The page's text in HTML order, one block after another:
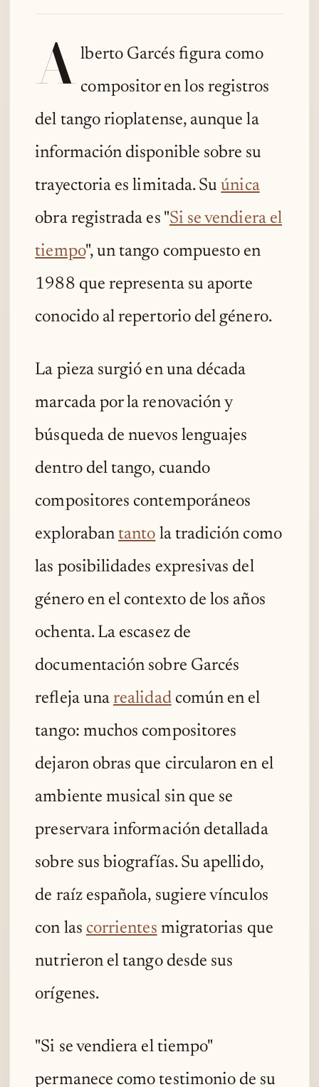
A lberto Garcés figura como
compositor en los registros
del tango rioplatense, aunque la
información disponible sobre su
trayectoria es limitada. Suúnica
obra registrada es "Si se vendiera el
tiempo", un tango compuesto en
1988 que representa su aporte
conocido al repertorio del género.
La pieza surgió en una década
marcada por la renovación y
búsqueda de nuevos lenguajes
dentro del tango, cuando
compositores contemporáneos
exploraban tanto la tradición como
las posibilidades expresivas del
género en el contexto de los años
ochenta. La escasez de
documentación sobre Garcés
refleja unarealidadcomún en el
tango: muchos compositores
dejaron obras que circularon en el
ambiente musical sin que se
preservara información detallada
sobre sus biografías. Su apellido,
de raíz española, sugiere vínculos
con las corrientes migratorias que
nutrieron el tango desde sus
orígenes.
"Si se vendiera el tiempo"
permanece como testimonio de su